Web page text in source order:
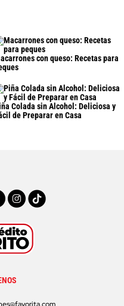
con queso: Recetas para
Colada sin Alcohol: Deliciosa y
de Preparar en Casa